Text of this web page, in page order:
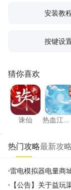
安装教
按键设
猜你喜欢
诛仙
诛仙
热
热血江
热门攻略最新攻略
雷电模拟器电量商
【公告】关于益